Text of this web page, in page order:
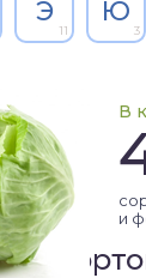
Э
11
Ю
3
В
и